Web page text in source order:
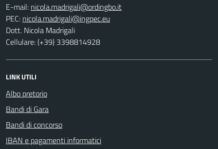
E-mail:
PEC:
Dott. Nicola Madrigali
Cellulare: (+39) 3398814928
LINK UTILI
Albo pretorio
Bandi di Gara
Bandi di concorso
IBAN e pagamenti informatici